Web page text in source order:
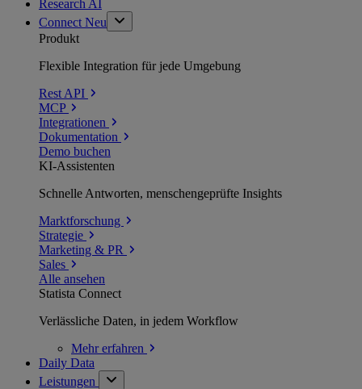
Research AI
Connect Neu
Produkt
Flexible Integration für jede Umgebung
Rest API
MCP
Integrationen
Dokumentation
Demo buchen
KI-Assistenten
Schnelle Antworten, menschengeprüfte Insights
Marktforschung
Strategie
Marketing & PR
Sales
Alle ansehen
Statista Connect
Verlässliche Daten, in jedem Workflow
Mehrerfahren
Daily Data
Leistungen